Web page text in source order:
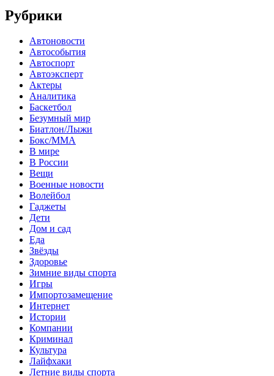
Рубрики
Автоновости
Автособытия
Автоспорт
Автоэксперт
Актеры
Аналитика
Баскетбол
Безумный мир
Биатлон/Лыжи
Бокс/MMA
В мире
В России
Вещи
Военные новости
Волейбол
Гаджеты
Дети
Дом и сад
Еда
Звёзды
Здоровье
Зимние виды спорта
Игры
Импортозамещение
Интернет
Истории
Компании
Криминал
Культура
Лайфхаки
Летние виды спорта